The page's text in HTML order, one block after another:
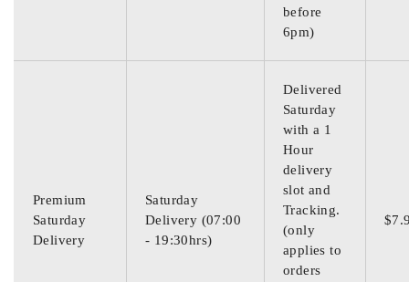
before
6pm)
Premium
Saturday
Delivery
Saturday
Delivery (07:00
- 19:30hrs)
Delivered
Saturday
with a 1
Hour
delivery
slot and
Tracking.
(only
applies to
orders